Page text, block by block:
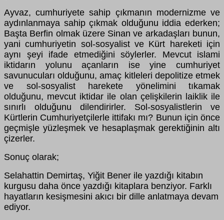
Ayvaz, cumhuriyete sahip çıkmanın modernizme ve
aydınlanmaya sahip çıkmak olduğunu iddia ederken;
Başta Berfin olmak üzere Sinan ve arkadaşları bunun,
yani cumhuriyetin sol-sosyalist ve Kürt hareketi için
aynı şeyi ifade etmediğini söylerler. Mevcut islami
iktidarın yolunu açanların ise yine cumhuriyet
savunucuları olduğunu, amaç kitleleri depolitize etmek
ve sol-sosyalist harekete yönelimini tıkamak
olduğunu, mevcut iktidar ile olan çelişkilerin laiklik ile
sınırlı olduğunu dilendirirler. Sol-sosyalistlerin ve
Kürtlerin Cumhuriyetçilerle ittifakı mı? Bunun için önce
geçmişle yüzleşmek ve hesaplaşmak gerektiğinin altı
çizerler.
Sonuç olarak;
Selahattin Demirtaş, Yiğit Bener ile yazdığı kitabın
kurgusu daha önce yazdığı kitaplara benziyor. Farklı
hayatların kesişmesini akıcı bir dille anlatmaya devam
ediyor.